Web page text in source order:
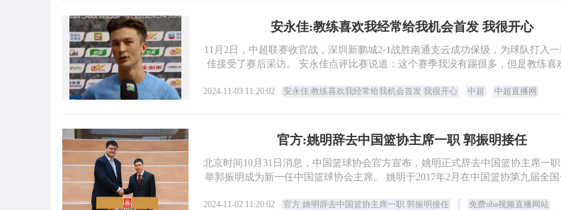
安永佳:教练喜欢我经常给我机会首发 我很开心
11月2日，中超联赛收官战，深圳新鹏城2-1战胜南通支云成功保级，为球队打入
佳接受了赛后采访。 安永佳点评比赛说道：这个赛季我没有踢很多，但是教练喜
2024-11-03 11:20:02 安永佳:教练喜欢我经常给我机会首发 我很开心 中超 中超直播网
官方:姚明辞去中国篮协主席一职 郭振明接任
北京时间10月31日消息，中国篮球协会官方宣布，姚明正式辞去中国篮协主席一
举郭振明成为新一任中国篮球协会主席。 姚明于2017年2月在中国篮协第九届全
2024-11-02 11:20:02 官方:姚明辞去中国篮协主席一职 郭振明接任 免费nba视频直播网站